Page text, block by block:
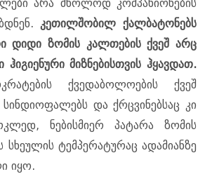
არა მხოლოდ კომპანიონების
კეთილშობილ ქალბატონებს
დიდი ზომის კალთების ქვეშ არც
მიზნებისთვის ჰყავდათ.
ქვედაბოლოების ქვეშ
და ქრცვინებსაც კი
ნებისმიერ პატარა ზომის
ტემპერატურაც ადამიანზე
იყო.